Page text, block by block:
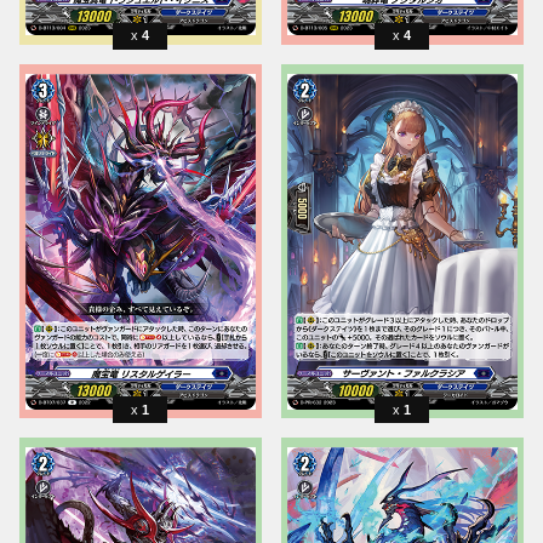
4 4
1 1